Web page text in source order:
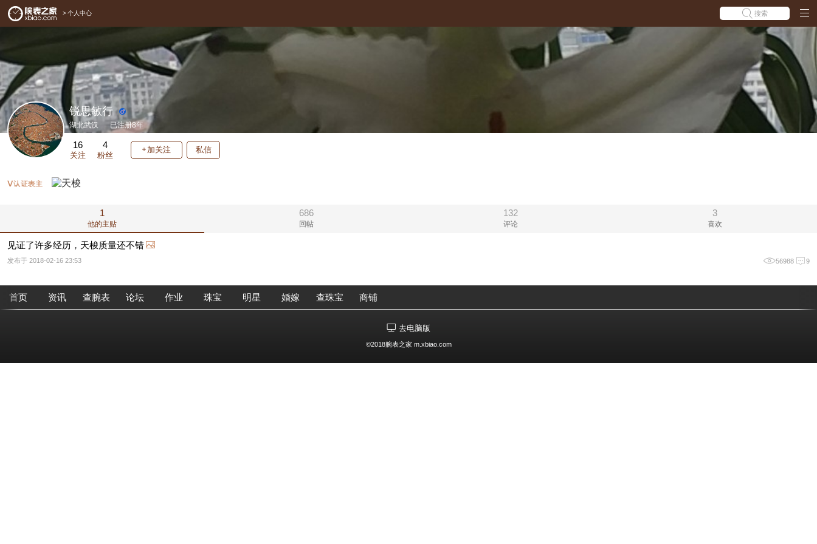
> 个人中心 搜索
锐思敏行
湖北武汉 已注册8年
16
关注
4
粉丝
加关注 私信
1
他的主贴
686
回帖
132
评论
3
喜欢
见证了许多经历，天梭质量还不错
发布于 2018-02-16 23:53 56988 9
首页 资讯 查腕表 论坛 作业 珠宝 明星 婚嫁 查珠宝 商铺
去电脑版
©2018腕表之家 m.xbiao.com